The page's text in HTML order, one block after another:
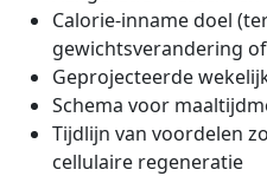
Calorie-inname doel
gewichtsverandering
Geprojecteerde
Schema voor
Tijdlijn van voordelen
cellulaire regeneratie